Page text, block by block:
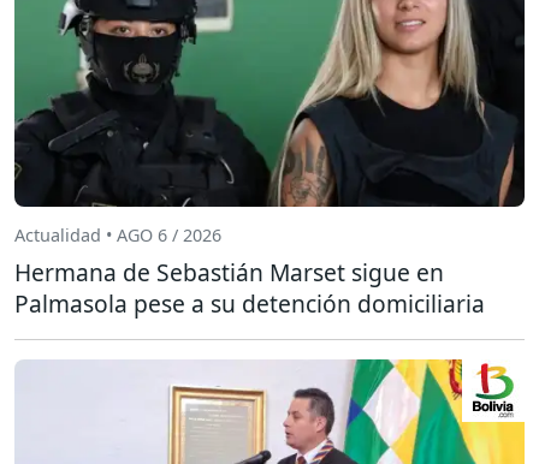
Actualidad • AGO 6 / 2026
Hermana de Sebastián Marset sigue en
Palmasola pese a su detención domiciliaria